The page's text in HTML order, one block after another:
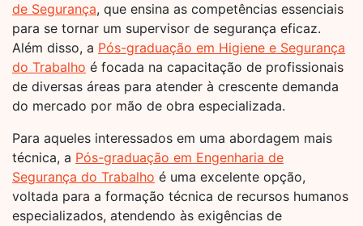
de Segurança, que ensina as competências essenciais
para se tornar um supervisor de segurança eficaz.
Além disso, a Pós-graduação em Higiene e Segurança
do Trabalho é focada na capacitação de profissionais
de diversas áreas para atender à crescente demanda
do mercado por mão de obra especializada.
Para aqueles interessados em uma abordagem mais
técnica, a Pós-graduação em Engenharia de
Segurança do Trabalho é uma excelente opção,
voltada para a formação técnica de recursos humanos
especializados, atendendo às exigências de